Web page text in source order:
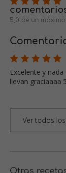
5,0 de un
Excelente y
llevan graciaaaa
Ver todos
Otras